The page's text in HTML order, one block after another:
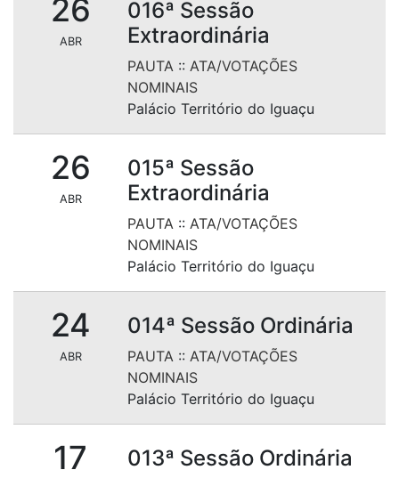
26
ABR
016ª Sessão
Extraordinária
PAUTA :: ATA/VOTAÇÕES
NOMINAIS
Palácio Território do Iguaçu
26
ABR
015ª Sessão
Extraordinária
PAUTA :: ATA/VOTAÇÕES
NOMINAIS
Palácio Território do Iguaçu
24
ABR
014ª Sessão Ordinária
PAUTA :: ATA/VOTAÇÕES
NOMINAIS
Palácio Território do Iguaçu
17 013ª Sessão Ordinária